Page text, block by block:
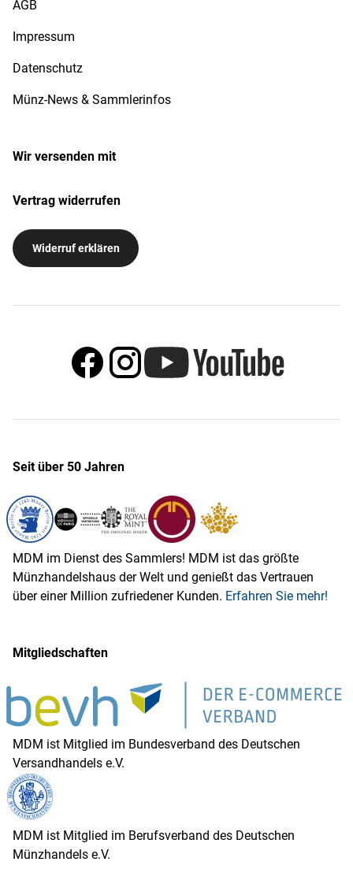
AGB
Impressum
Datenschutz
Münz-News & Sammlerinfos
Wir versenden mit
Vertrag widerrufen
Widerruf erklären
Seit über 50 Jahren
MDM im Dienst des Sammlers! MDM ist das größte
Münzhandelshaus der Welt und genießt das Vertrauen
über einer Million zufriedener Kunden. Erfahren Sie mehr!
Mitgliedschaften
MDM ist Mitglied im Bundesverband des Deutschen
Versandhandels e.V.
MDM ist Mitglied im Berufsverband des Deutschen
Münzhandels e.V.